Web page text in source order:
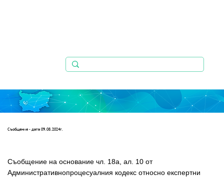
Съобщениe - дата 09.08.2024г.
Съобщение на основание чл. 18а, ал. 10 от
Административнопроцесуалния кодекс относно експертни